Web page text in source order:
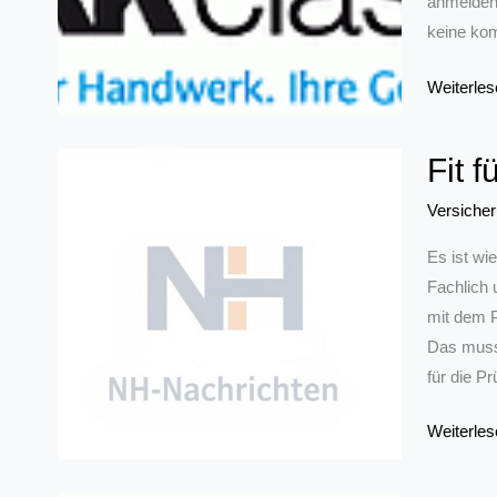
keine
IKK
classic:
im
Mai
2017
Fit
Es ist
Fachlich
mit dem
Das
für die
Fit